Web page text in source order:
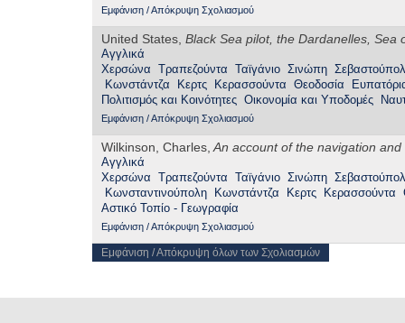
Εμφάνιση / Απόκρυψη Σχολιασμού
United States, Black Sea pilot, the Dardanelles, Sea
Αγγλικά
Χερσώνα Τραπεζούντα Ταϊγάνιο Σινώπη
Κωνστάντζα
Κερτς Κερασσούντα Θεοδοσία
Πολιτισμός και Κοινότητες Οικονομία και Υποδομές
Εμφάνιση / Απόκρυψη Σχολιασμού
Wilkinson, Charles,An account of the navigation and
Αγγλικά
Χερσώνα Τραπεζούντα Ταϊγάνιο Σινώπη
Κωνσταντινούπολη
Κωνστάντζα Κερτς Κερασσούντα
Αστικό Τοπίο - Γεωγραφία
Εμφάνιση / Απόκρυψη Σχολιασμού
Εμφάνιση / Απόκρυψη όλων των Σχολιασμών